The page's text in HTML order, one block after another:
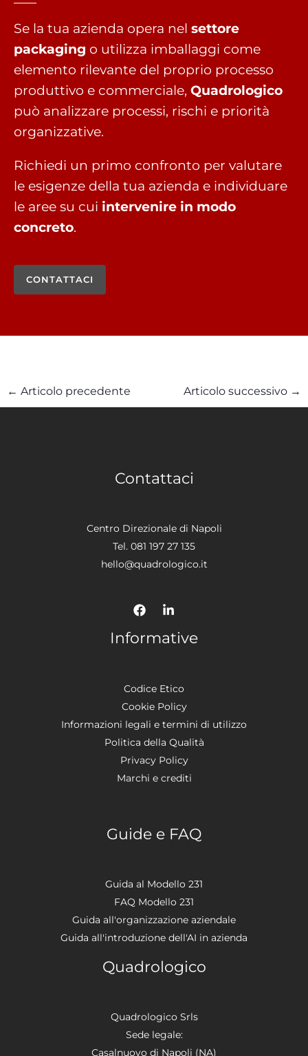
Se la tua azienda opera nel settore
packaging o utilizza imballaggi come
elemento rilevante del proprio processo
produttivo e commerciale, Quadrologico
può analizzare processi, rischi e priorità
organizzative.
Richiedi un primo confronto per valutare
le esigenze della tua azienda e individuare
le aree su cui intervenire in modo
concreto.
CONTATTACI
← Articolo precedente Articolo successivo →
Contattaci
Centro Direzionale di Napoli
Tel. 081 197 27 135
hello@quadrologico.it
Informative
Codice Etico
Cookie Policy
Informazioni legali e termini di utilizzo
Politica della Qualità
Privacy Policy
Marchi e crediti
Guide e FAQ
Guida al Modello 231
FAQ Modello 231
Guida all'organizzazione aziendale
Guida all'introduzione dell'AI in azienda
Quadrologico
Quadrologico Srls
Sede legale:
Casalnuovo di Napoli (NA)